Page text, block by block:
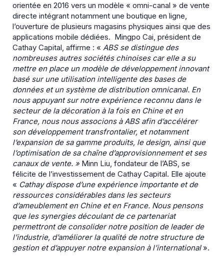
orientée en 2016 vers un modèle « omni-canal » de vente
directe intégrant notamment une boutique en ligne,
l’ouverture de plusieurs magasins physiques ainsi que des
applications mobile dédiées. Mingpo Cai, président de
Cathay Capital, affirme : « ABS se distingue des
nombreuses autres sociétés chinoises car elle a su
mettre en place un modèle de développement innovant
basé sur une utilisation intelligente des bases de
données et un système de distribution omnicanal. En
nous appuyant sur notre expérience reconnu dans le
secteur de la décoration à la fois en Chine et en
France, nous nous associons à ABS afin d’accélérer
son développement transfrontalier, et notamment
l’expansion de sa gamme produits, le design, ainsi que
l’optimisation de sa chaîne d’approvisionnement et ses
canaux de vente. » Minn Liu, fondateur de l’ABS, se
félicite de l’investissement de Cathay Capital. Elle ajoute
« Cathay dispose d’une expérience importante et de
ressources considérables dans les secteurs
d’ameublement en Chine et en France. Nous pensons
que les synergies découlant de ce partenariat
permettront de consolider notre position de leader de
l’industrie, d’améliorer la qualité de notre structure de
gestion et d’appuyer notre expansion à l’international».